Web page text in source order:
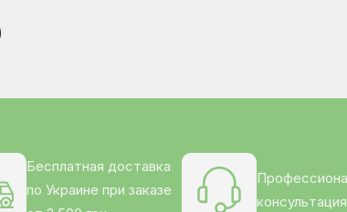
Бесплатная доставка
по Украине при заказе
консультация